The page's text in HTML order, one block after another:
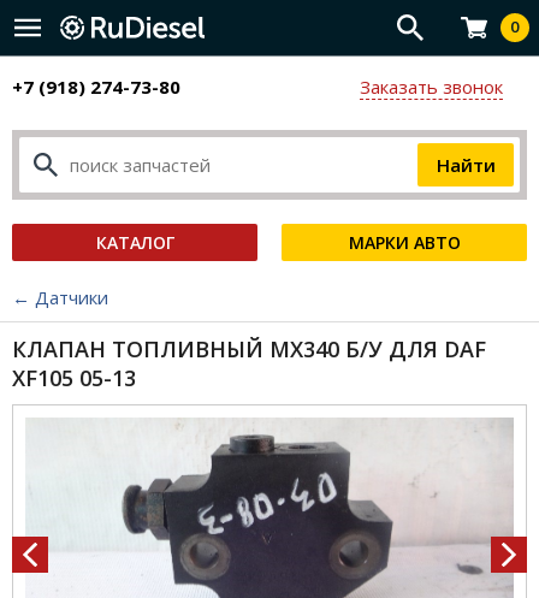
0
+7 (918) 274-73-80 Заказать звонок
КАТАЛОГ МАРКИ АВТО
← Датчики
КЛАПАН ТОПЛИВНЫЙ MX340 Б/У ДЛЯ DAF
XF105 05-13